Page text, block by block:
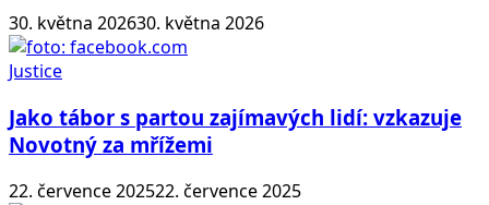
30. května 202630. května 2026
Justice
Jako tábor s partou zajímavých lidí: vzkazuje
Novotný za mřížemi
22. července 202522. července 2025